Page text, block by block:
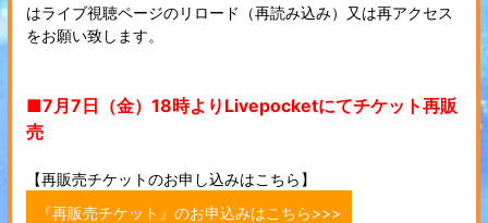
はライブ視聴ページのリロード（再読み込み）又は再アクセス
をお願い致します。
■7月7日（金）18時よりLivepocketにてチケット再販
売
【再販売チケットのお申し込みはこちら】
『再販売チケット』のお申込みはこちら>>>